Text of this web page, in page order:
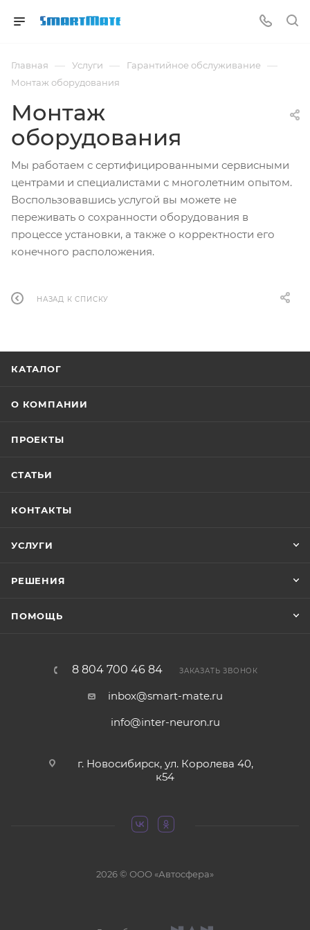
Главная — Услуги — Гарантийное обслуживание —
Монтаж оборудования
Монтаж
оборудования
Мы работаем с сертифицированными сервисными
центрами и специалистами с многолетним опытом.
Воспользовавшись услугой вы можете не
переживать о сохранности оборудования в
процессе установки, а также о корректности его
конечного расположения.
НАЗАД К СПИСКУ
КАТАЛОГ
О КОМПАНИИ
ПРОЕКТЫ
СТАТЬИ
КОНТАКТЫ
УСЛУГИ
РЕШЕНИЯ
ПОМОЩЬ
8 804 700 46 84 ЗАКАЗАТЬ ЗВОНОК
inbox@smart-mate.ru
info@inter-neuron.ru
г. Новосибирск, ул. Королева 40,
к54
2026 © ООО «Автосфера»